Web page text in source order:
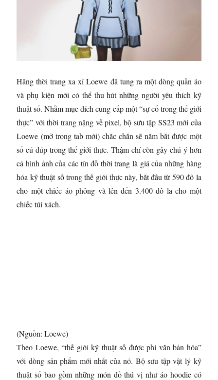
Hãng thời trang xa xỉ Loewe đã tung ra một dòng quần áo
và phụ kiện mới có thể thu hút những người yêu thích kỹ
thuật số. Nhằm mục đích cung cấp một “sự cố trong thế giới
thực” với thời trang nặng về pixel, bộ sưu tập SS23 mới của
Loewe (mở trong tab mới)chắc chắn sẽ nắm bắt được một
số cú đúp trong thế giới thực. Thậm chí còn gây chú ý hơn
cả hình ảnh của các tín đồ thời trang là giá của những hàng
hóa kỹ thuật số trong thế giới thực này, bắt đầu từ 590 đô la
cho một chiếc áo phông và lên đến 3.400 đô la cho một
chiếc túi xách.
(Nguồn: Loewe)
Theo Loewe, “thế giới kỹ thuật số được phi văn bản hóa”
với dòng sản phẩm mới nhất của nó. Bộ sưu tập vật lý kỹ
thuật số bao gồm những món đồ thú vị như áo hoodie có